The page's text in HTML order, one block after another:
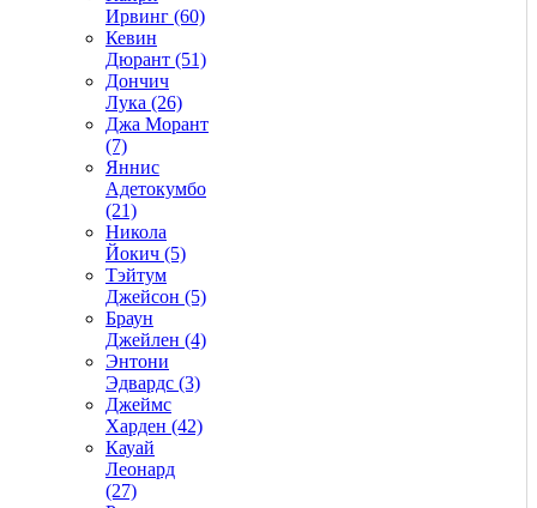
Ирвинг (60)
Кевин
Дюрант (51)
Дончич
Лука (26)
Джа Морант
(7)
Яннис
Адетокумбо
(21)
Никола
Йокич (5)
Тэйтум
Джейсон (5)
Браун
Джейлен (4)
Энтони
Эдвардс (3)
Джеймс
Харден (42)
Кауай
Леонард
(27)